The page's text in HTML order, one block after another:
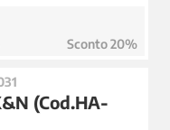
Sconto 20%
(Cod.HA-